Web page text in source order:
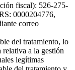
fiscal): 526-275-
0000204776,
correo
del tratamiento, lo
a la gestión
legítimas